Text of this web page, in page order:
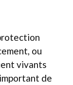
ou
vivants
de